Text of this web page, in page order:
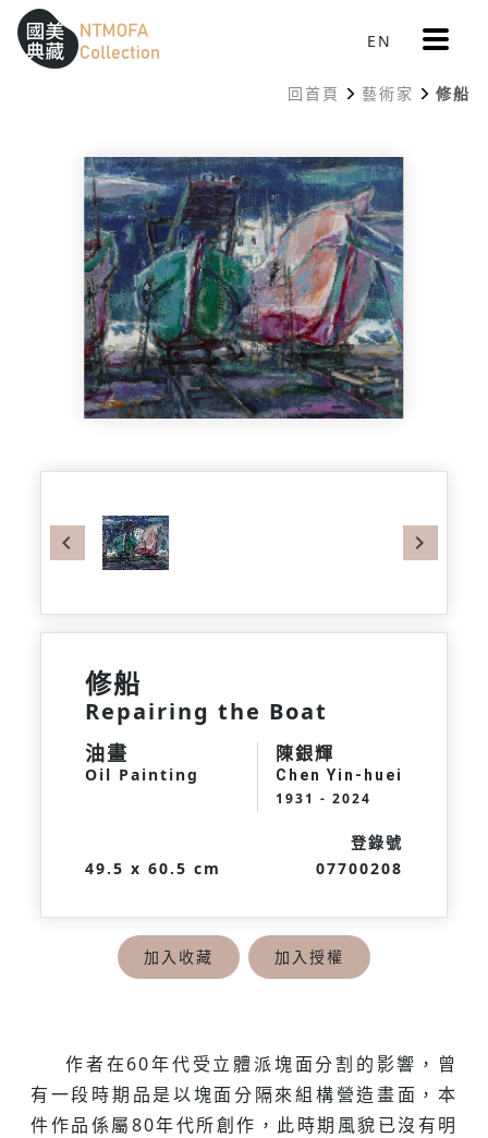
跳到中間主要內容區
網站導覽
::: EN 更
多
單
回首頁 藝術家 修船
Previous
修船
Repairing the Boat
油畫
Oil Painting
陳銀輝
Chen Yin-huei
1931 - 2024
49.5 x 60.5 cm
登錄號
07700208
加入收藏 加入授權
作者在60年代受立體派塊面分割的影響，曾
有一段時期品是以塊面分隔來組構營造畫面，本
件作品係屬80年代所創作，此時期風貌已沒有明